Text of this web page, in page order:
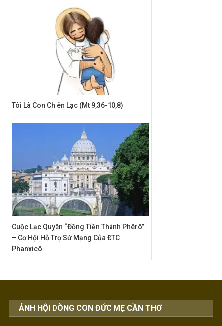
Tôi Là Con Chiên Lạc (Mt 9,36-10,8)
Cuộc Lạc Quyên “đồng Tiền Thánh Phêrô”
– Cơ Hội Hỗ Trợ Sứ Mạng Của ĐTC
Phanxicô
ẢNH HỘI DÒNG CON ĐỨC MẸ CẦN THƠ